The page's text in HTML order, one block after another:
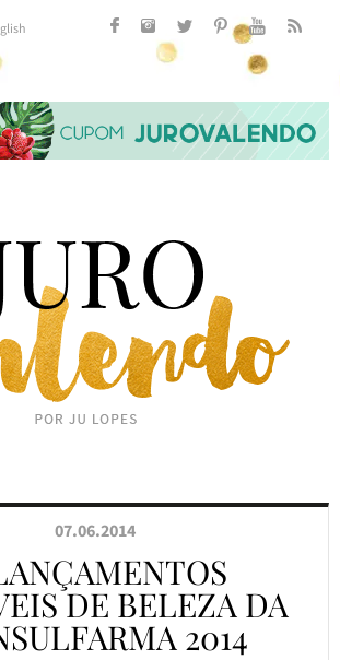
07.06.2014
DE BELEZA DA
2014